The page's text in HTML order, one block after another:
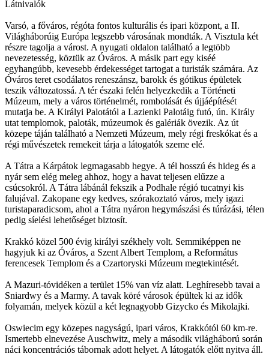
Látnivalók
Varsó, a főváros, régóta fontos kulturális és ipari központ, a II.
Világháborúig Európa legszebb városának mondták. A Visztula két
részre tagolja a várost. A nyugati oldalon található a legtöbb
nevezetesség, köztük az Óváros. A másik part egy kiséé
egyhangúbb, kevesebb érdekességet tartogat a turisták számára. Az
Óváros teret csodálatos reneszánsz, barokk és gótikus épületek
teszik változatossá. A tér északi felén helyezkedik a Történeti
Múzeum, mely a város történelmét, rombolását és újjáépítését
mutatja be. A Királyi Palotától a Lazienki Palotáig futó, ún. Király
utat templomok, paloták, múzeumok és galériák övezik. Az út
közepe táján található a Nemzeti Múzeum, mely régi freskókat és a
régi művészetek remekeit tárja a látogatók szeme elé.
A Tátra a Kárpátok legmagasabb hegye. A tél hosszú és hideg és a
nyár sem elég meleg ahhoz, hogy a havat teljesen elűzze a
csúcsokról. A Tátra lábánál fekszik a Podhale régió tucatnyi kis
falujával. Zakopane egy kedves, szórakoztató város, mely igazi
turistaparadicsom, ahol a Tátra nyáron hegymászási és túrázási, télen
pedig síelési lehetőséget biztosít.
Krakkó közel 500 évig királyi székhely volt. Semmiképpen ne
hagyjuk ki az Óváros, a Szent Albert Templom, a Református
ferencesek Templom és a Czartoryski Múzeum megtekintését.
A Mazuri-tóvidéken a terület 15% van víz alatt. Leghíresebb tavai a
Sniardwy és a Marmy. A tavak köré városok épültek ki az idők
folyamán, melyek közül a két legnagyobb Gizycko és Mikolajki.
Oswiecim egy közepes nagyságú, ipari város, Krakkótól 60 km-re.
Ismertebb elnevezése Auschwitz, mely a második világháború során
náci koncentrációs tábornak adott helyet. A látogatók előtt nyitva áll.